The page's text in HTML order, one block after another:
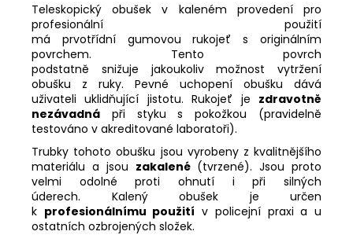
Teleskopický obušek v kaleném provedení pro
profesionální použití
má prvotřídní gumovou rukojeť s originálním
povrchem. Tento povrch
podstatně snižuje jakoukoliv možnost vytržení
obušku z ruky. Pevné uchopení obušku dává
uživateli uklidňující jistotu.Rukojeť je zdravotně
nezávadná při styku s pokožkou (pravidelně
testováno v akreditované laboratoři).
Trubky tohoto obušku jsou vyrobeny z kvalitnějšího
materiálu a jsou zakalené(tvrzené). Jsou proto
velmi odolné proti ohnutí i při silných
úderech. Kalený obušek je určen
k profesionálnímu použití v policejní praxi a u
ostatních ozbrojených složek.
DALEKOHLED
MEOPTA
MEOSTAR
PLUS
8X56
400
Kč